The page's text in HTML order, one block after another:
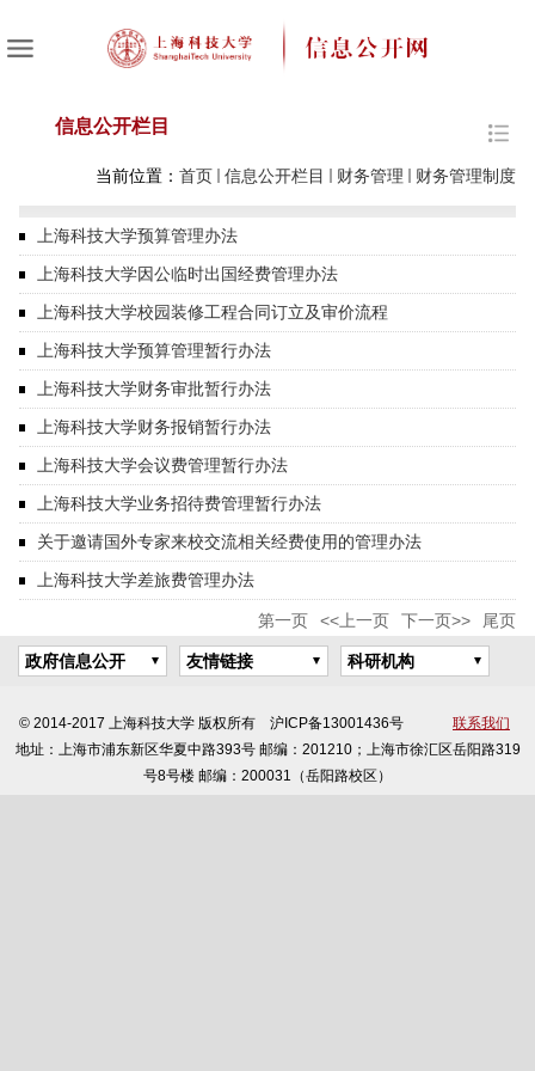
信息公开栏目
当前位置： 首页 信息公开栏目 财务管理 财务管理制度
上海科技大学预算管理办法
上海科技大学因公临时出国经费管理办法
上海科技大学校园装修工程合同订立及审价流程
上海科技大学预算管理暂行办法
上海科技大学财务审批暂行办法
上海科技大学财务报销暂行办法
上海科技大学会议费管理暂行办法
上海科技大学业务招待费管理暂行办法
关于邀请国外专家来校交流相关经费使用的管理办法
上海科技大学差旅费管理办法
第一页 <<上一页 下一页>> 尾页
政府信息公开 友情链接 科研机构
© 2014-2017 上海科技大学 版权所有 沪ICP备13001436号
联系我们
地址：上海市浦东新区华夏中路393号 邮编：201210；上海市徐汇区岳阳路319
号8号楼 邮编：200031（岳阳路校区）